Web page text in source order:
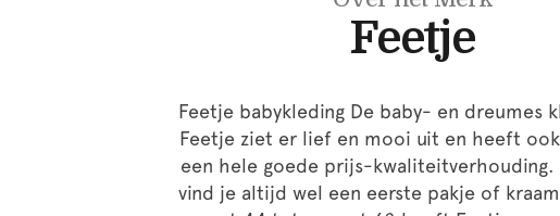
Feetje
Feetje babykleding De baby- en dreumes
Feetje ziet er lief en mooi uit en heeft
een hele goede prijs-kwaliteitverhouding.
vind je altijd wel een eerste pakje of